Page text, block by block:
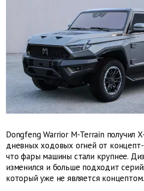
Dongfeng Warrior M-Terrain получил
дневных ходовых огней от
что фары машины стали крупнее.
изменился и больше подходит
который уже не является концептом.